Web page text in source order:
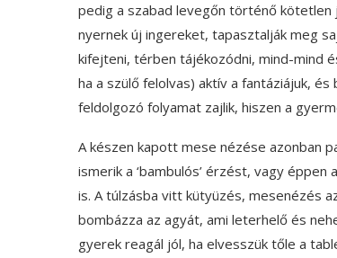
pedig a szabad levegőn történő kötetlen
nyernek új ingereket, tapasztalják meg
kifejteni, térben tájékozódni, mind-mind
ha a szülő felolvas) aktív a fantáziájuk,
feldolgozó folyamat zajlik, hiszen a
A készen kapott mese nézése azonban
ismerik a ‘bambulós’ érzést, vagy
is. A túlzásba vitt kütyüzés, mesenézés
bombázza az agyát, ami leterhelő és
gyerek reagál jól, ha elvesszük tőle a